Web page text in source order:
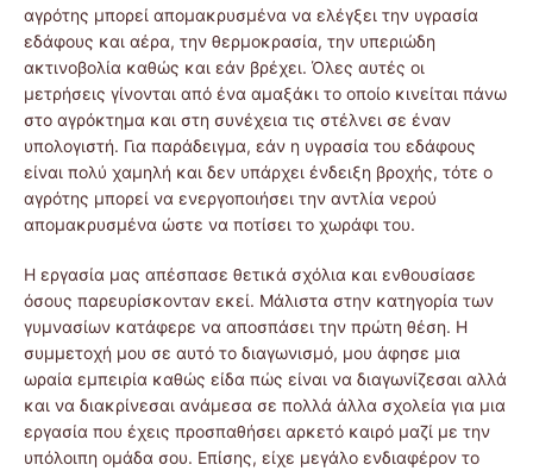
αγρότης μπορεί απομακρυσμένα να ελέγξει την υγρασία
εδάφους και αέρα, την θερμοκρασία, την υπεριώδη
ακτινοβολία καθώς και εάν βρέχει. Όλες αυτές οι
μετρήσεις γίνονται από ένα αμαξάκι το οποίο κινείται πάνω
στο αγρόκτημα και στη συνέχεια τις στέλνει σε έναν
υπολογιστή. Για παράδειγμα, εάν η υγρασία του εδάφους
είναι πολύ χαμηλή και δεν υπάρχει ένδειξη βροχής, τότε ο
αγρότης μπορεί να ενεργοποιήσει την αντλία νερού
απομακρυσμένα ώστε να ποτίσει το χωράφι του.
Η εργασία μας απέσπασε θετικά σχόλια και ενθουσίασε
όσους παρευρίσκονταν εκεί. Μάλιστα στην κατηγορία των
γυμνασίων κατάφερε να αποσπάσει την πρώτη θέση. Η
συμμετοχή μου σε αυτό το διαγωνισμό, μου άφησε μια
ωραία εμπειρία καθώς είδα πώς είναι να διαγωνίζεσαι αλλά
και να διακρίνεσαι ανάμεσα σε πολλά άλλα σχολεία για μια
εργασία που έχεις προσπαθήσει αρκετό καιρό μαζί με την
υπόλοιπη ομάδα σου. Επίσης, είχε μεγάλο ενδιαφέρον το